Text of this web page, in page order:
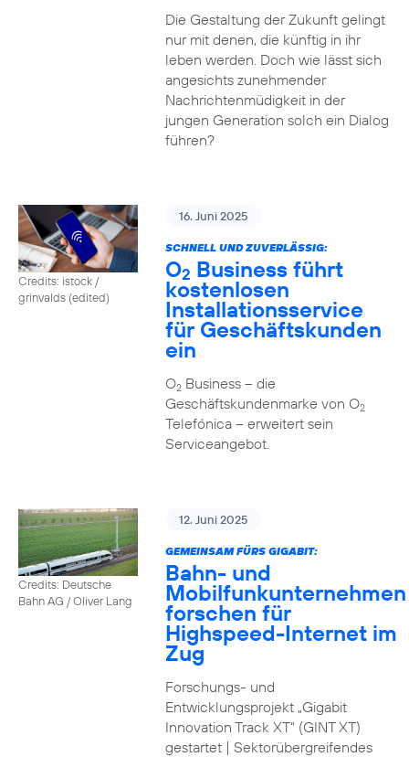
Die Gestaltung der Zukunft gelingt
nur mit denen, die künftig in ihr
leben werden. Doch wie lässt sich
angesichts zunehmender
Nachrichtenmüdigkeit in der
jungen Generation solch ein Dialog
führen?
Credits: istock /
grinvalds (edited)
16. Juni 2025
SCHNELL UND ZUVERLÄSSIG:
O2 Business führt
kostenlosen
Installationsservice
für Geschäftskunden
ein
O2Business – die
Geschäftskundenmarke von O2
Telefónica – erweitert sein
Serviceangebot.
Credits: Deutsche
Bahn AG / Oliver Lang
12. Juni 2025
GEMEINSAM FÜRS GIGABIT:
Bahn- und
Mobilfunkunternehmen
forschen für
Highspeed-Internet im
Zug
Forschungs- und
Entwicklungsprojekt „Gigabit
Innovation Track XT“ (GINT XT)
gestartet | Sektorübergreifendes